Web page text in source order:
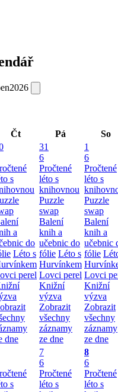
2026
Čt Pá
So
s
a
do
Léto s
perel
dne
31
6
Pročtené
léto s
knihovnou
Puzzle
swap
Balení
knih a
učebnic do
fólie Léto s
Hurvínkem
Lovci perel
Knižní
výzva
Zobrazit
všechny
záznamy
ze dne
1
6
Pročtené
léto s
Puzzle
swap
Balení
knih a
učebnic
fólie
Lovci
Knižní
výzva
Zobrazit
všechny
záznamy
ze dne
s
7
6
Pročtené
léto s
8
6
Pročtené
léto s